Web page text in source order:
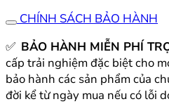
đẹp
2023
NRSPLM1027
số
lượng
CHÍNH SÁCH BẢO HÀNH
✅ BẢO HÀNH MIỄN PHÍ
cấp trải nghiệm đặc biệt cho
bảo hành các sản phẩm của
đời kể từ ngày mua nếu có lỗi